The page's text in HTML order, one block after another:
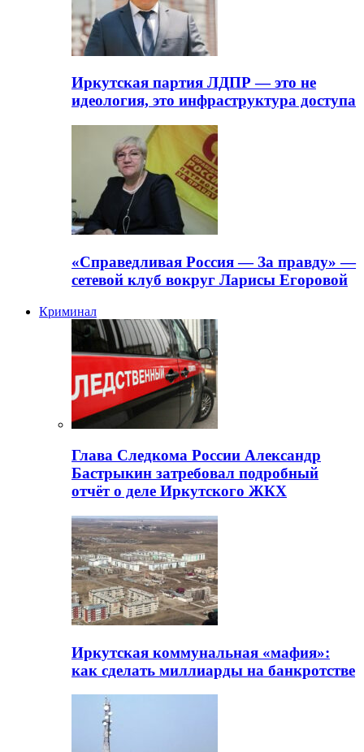
Иркутская партия ЛДПР — это не
идеология, это инфраструктура доступа
«Справедливая Россия — За правду» —
сетевой клуб вокруг Ларисы Егоровой
Криминал
Глава Следкома России Александр
Бастрыкин затребовал подробный
отчёт о деле Иркутского ЖКХ
Иркутская коммунальная «мафия»:
как сделать миллиарды на банкротстве